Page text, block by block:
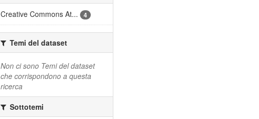
Creative Commons At...
4
Temi del dataset
Non ci sono Temi del dataset
che corrispondono a questa
ricerca
Sottotemi